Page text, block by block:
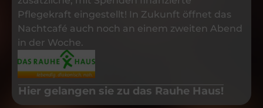
Pflegekraft eingestellt! In Zukunft öffnet das
Nachtcafé auch noch an einem zweiten Abend
in der Woche.
Hier gelangen sie zu das Rauhe Haus!